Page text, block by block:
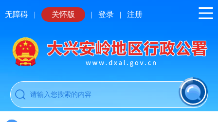
无障碍 | 关怀版 | 登录 | 注册